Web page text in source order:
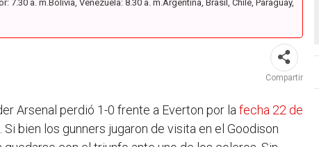
7.30 a. m. Bolivia, Venezuela: 8.30 a. m. Argentina, Brasil, Chile, Paraguay,
Compartir
Arsenal perdió 1-0 frente a Everton por la fecha 22 de
. Si bien los gunners jugaron de visita en el Goodison